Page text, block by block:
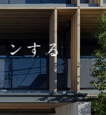
ンする